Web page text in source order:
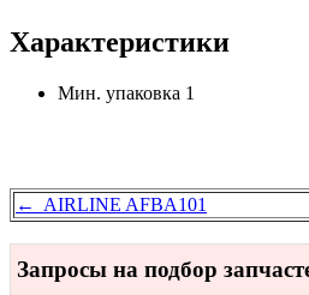
Характеристики
Мин. упаковка 1
← AIRLINE AFBA101
Запросы на подбор